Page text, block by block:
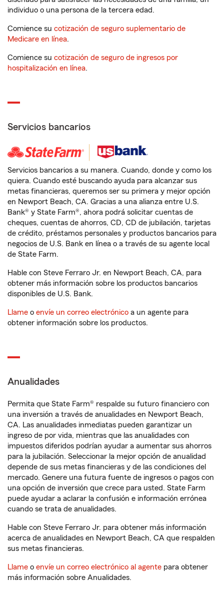
individuo o una persona de la tercera edad.
Comience su cotización de seguro suplementario de
Medicare en línea.
Comience su cotización de seguro de ingresos por
hospitalización en línea.
Servicios bancarios
Servicios bancarios a su manera. Cuando, donde y como los
quiera. Cuando esté buscando ayuda para alcanzar sus
metas financieras, queremos ser su primera y mejor opción
en Newport Beach, CA. Gracias a una alianza entre U.S.
Bank® y State Farm®, ahora podrá solicitar cuentas de
cheques, cuentas de ahorros, CD, CD de jubilación, tarjetas
de crédito, préstamos personales y productos bancarios para
negocios de U.S. Bank en línea o a través de su agente local
de State Farm.
Hable con Steve Ferraro Jr. en Newport Beach, CA, para
obtener más información sobre los productos bancarios
disponibles de U.S. Bank.
Llame o envíe un correo electrónico a un agente para
obtener información sobre los productos.
Anualidades
Permita que State Farm® respalde su futuro financiero con
una inversión a través de anualidades en Newport Beach,
CA. Las anualidades inmediatas pueden garantizar un
ingreso de por vida, mientras que las anualidades con
impuestos diferidos podrían ayudar a aumentar sus ahorros
para la jubilación. Seleccionar la mejor opción de anualidad
depende de sus metas financieras y de las condiciones del
mercado. Genere una futura fuente de ingresos o pagos con
una opción de inversión que crece para usted. State Farm
puede ayudar a aclarar la confusión e información errónea
cuando se trata de anualidades.
Hable con Steve Ferraro Jr. para obtener más información
acerca de anualidades en Newport Beach, CA que respalden
sus metas financieras.
Llame o envíe un correo electrónico al agente para obtener
más información sobre Anualidades.